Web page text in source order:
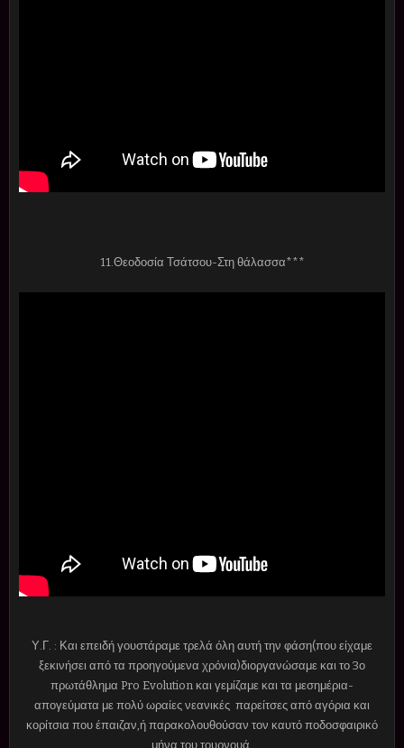
11.Θεοδοσία Τσάτσου-Στη θάλασσα***
Υ.Γ. : Και επειδή γουστάραμε τρελά όλη αυτή την φάση(που είχαμε
ξεκινήσει από τα προηγούμενα χρόνια)διοργανώσαμε και το 3ο
πρωτάθλημα Pro Evolution και γεμίζαμε και τα μεσημέρια-
απογεύματα με πολύ ωραίες νεανικές παρείτσες από αγόρια και
κορίτσια που έπαιζαν,ή παρακολουθούσαν τον καυτό ποδοσφαιρικό
μήνα του τουρνουά.